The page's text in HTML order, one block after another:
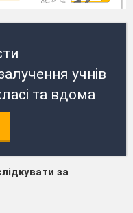
учнів
та вдома
за